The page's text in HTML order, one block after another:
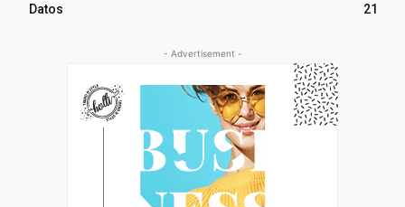
Datos
21
- Advertisement -